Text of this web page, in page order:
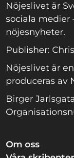
Nöjeslivet är
sociala medier
nöjesnyheter.
Publisher:
Nöjeslivet är
produceras av
Birger
Om oss